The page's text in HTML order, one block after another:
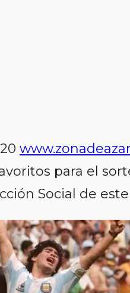
para el
Social de